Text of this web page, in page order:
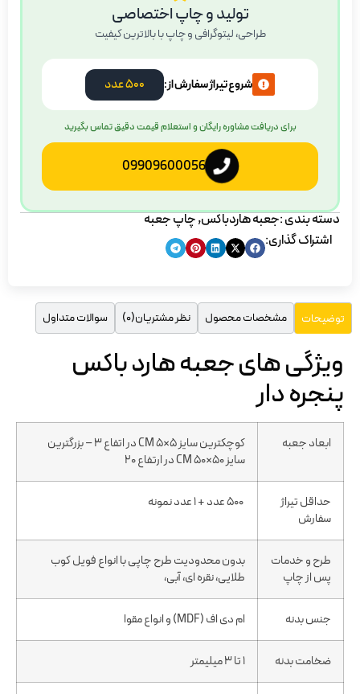
تولید و چاپ اختصاصی
طراحی، لیتوگرافی و چاپ با بالاترین کیفیت
شروع تیراژ سفارش از: 500 عدد
برای دریافت مشاوره رایگان و استعلام قیمت دقیق تماس بگیرید
09909600056
دسته بندی :جعبه هاردباکس,چاپ جعبه
اشتراک گذاری:
توضیحات مشخصات محصول نظر مشتریان(0) سوالات متداول
ویژگی های جعبه هارد باکس
پنجره دار
ابعاد جعبه
کوچکترین سایز 5×5 CM در اتفاع 3 – بزرگترین
سایز 50×50 CM در ارتفاع 20
حداقل تیراژ
سفارش
طرح و خدمات
پس از چاپ
بدون محدودیت طرح چاپی با انواع فویل کوب
طلایی، نقره ای، آبی،
جنس بدنه ام دی اف (MDF) و انواع مقوا
ضخامت بدنه 1 تا 3 میلیمتر